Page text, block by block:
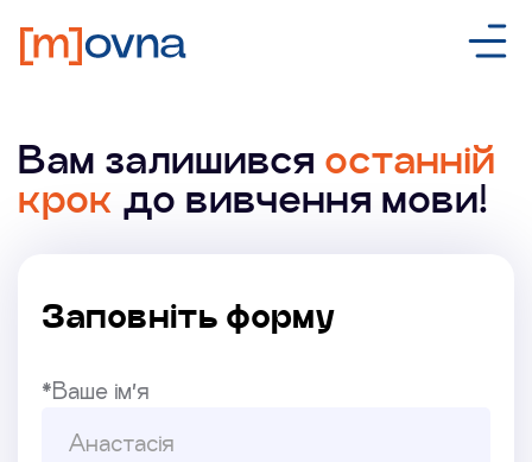
Вам залишився останній
крок до вивчення мови!
Заповніть форму
*Ваше ім’я